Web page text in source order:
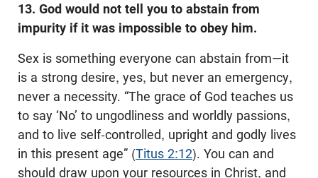
13. God would not tell you to abstain from
impurity if it was impossible to obey him.
Sex is something everyone can abstain from—it
is a strong desire, yes, but never an emergency,
never a necessity. “The grace of God teaches us
to say ‘No’ to ungodliness and worldly passions,
and to live self-controlled, upright and godly lives
in this present age” (Titus 2:12). You can and
should draw upon your resources in Christ, and